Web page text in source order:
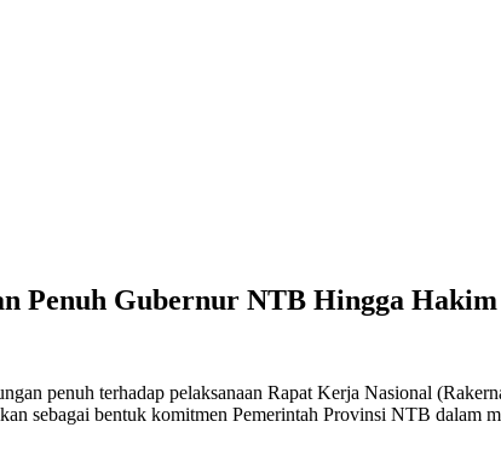
Penuh Gubernur NTB Hingga
penuh terhadap pelaksanaan Rapat Kerja Nasional
sebagai bentuk komitmen Pemerintah Provinsi NTB dalam